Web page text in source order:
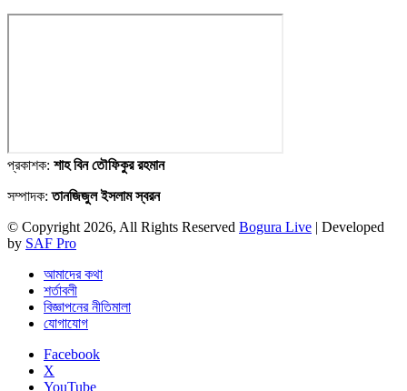
প্রকাশক: শাহ বিন তৌফিকুর রহমান
সম্পাদক:তানজিজুল ইসলাম স্বরন
© Copyright 2026, All Rights Reserved Bogura Live | Developed
by SAF Pro
আমাদের কথা
শর্তাবলী
বিজ্ঞাপনের নীতিমালা
যোগাযোগ
Facebook
X
YouTube